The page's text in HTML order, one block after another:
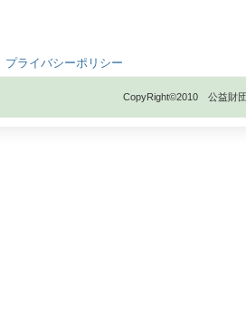
プライバシーポリシー
CopyRight©2010 公益財